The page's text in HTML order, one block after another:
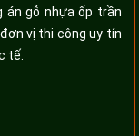
án gỗ nhựa ốp trần
vị thi công uy tín
tế.